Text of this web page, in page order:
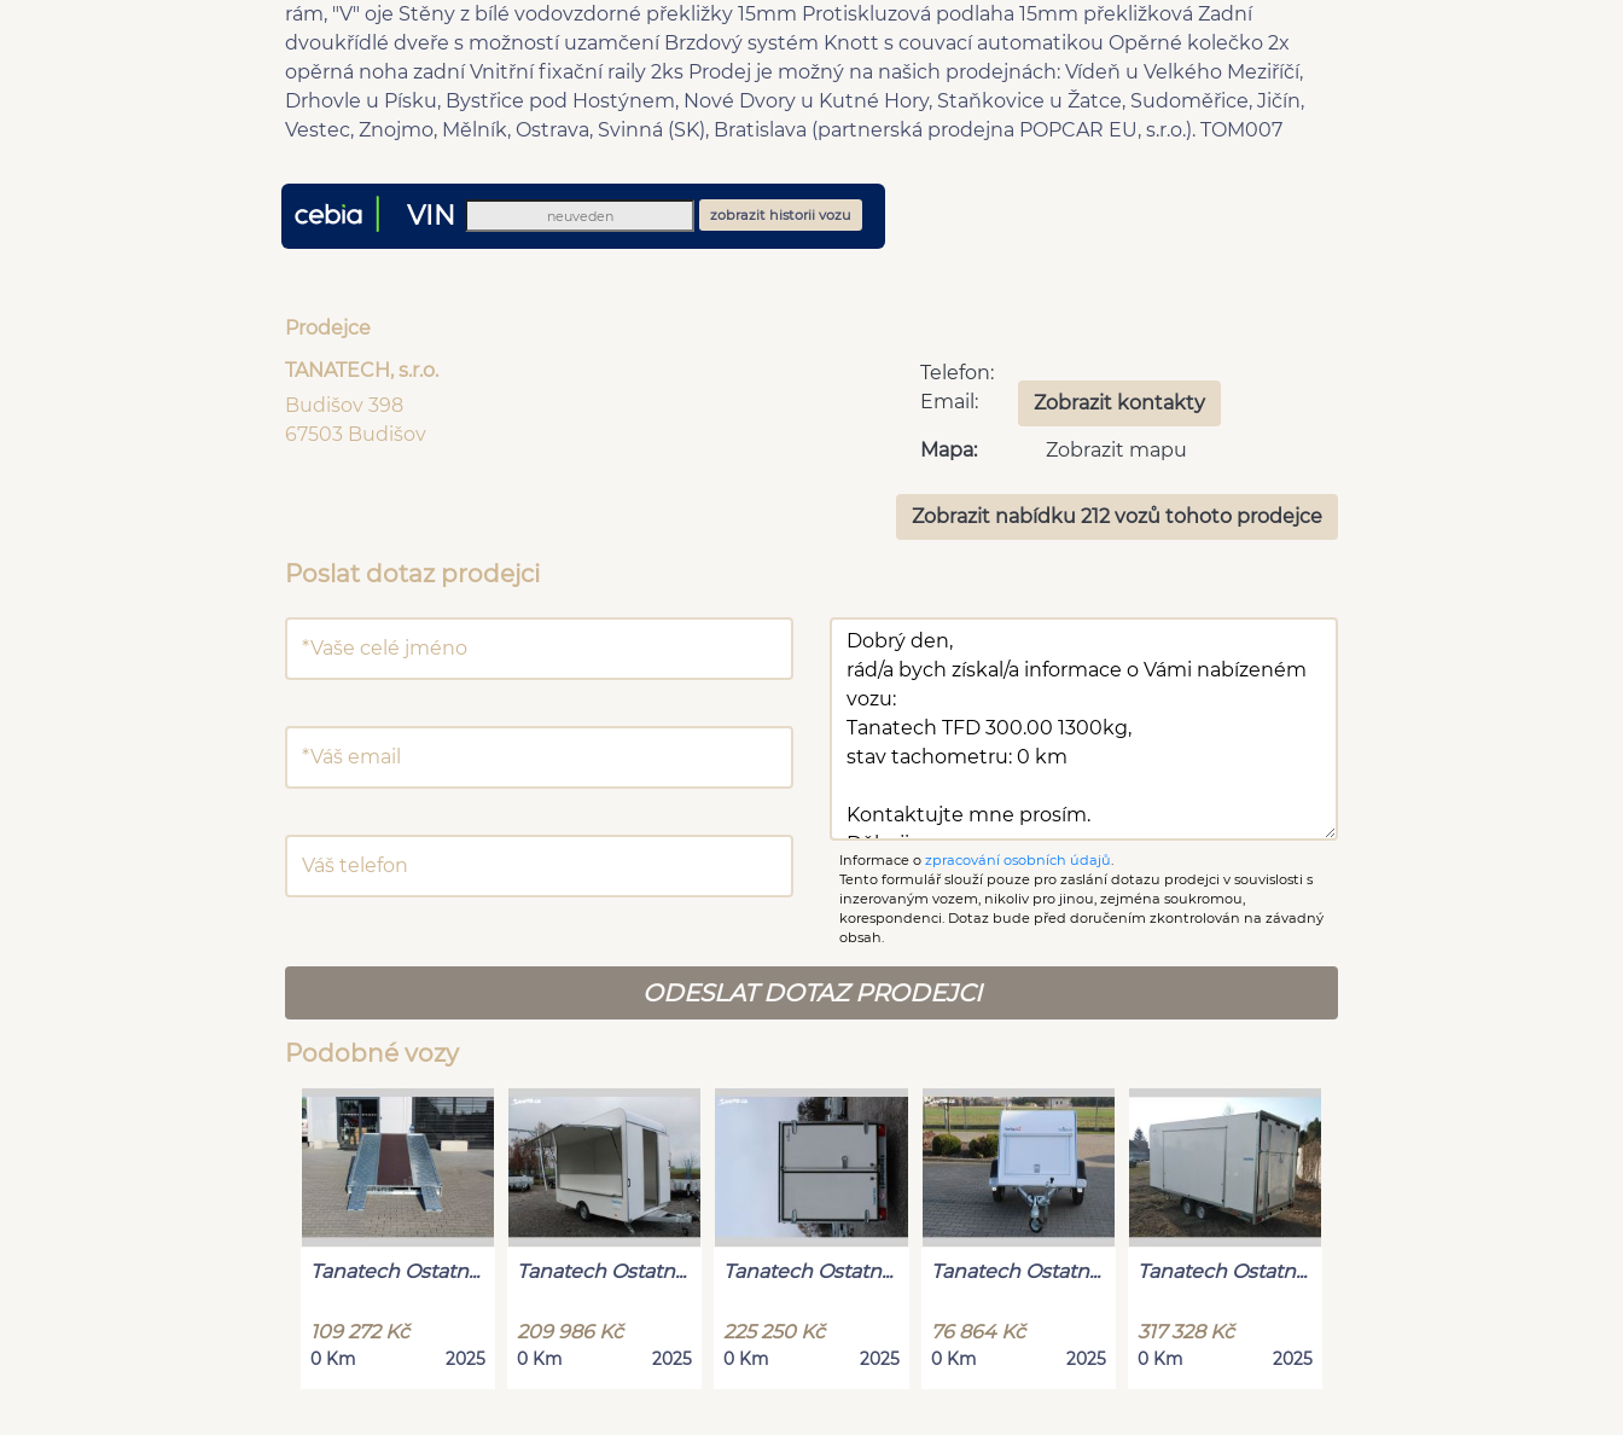
rám, "V" oje Stěny z bílé vodovzdorné překližky 15mm Protiskluzová podlaha 15mm překližková Zadní
dvoukřídlé dveře s možností uzamčení Brzdový systém Knott s couvací automatikou Opěrné kolečko 2x
opěrná noha zadní Vnitřní fixační raily 2ks Prodej je možný na našich prodejnách: Vídeň u Velkého Meziříčí,
Drhovle u Písku, Bystřice pod Hostýnem, Nové Dvory u Kutné Hory, Staňkovice u Žatce, Sudoměřice, Jičín,
Vestec, Znojmo, Mělník, Ostrava, Svinná (SK), Bratislava (partnerská prodejna POPCAR EU, s.r.o.). TOM007
VIN zobrazit historii vozu
Prodejce
TANATECH, s.r.o.
Budišov 398
67503 Budišov
Telefon:
Email:
Zobrazit kontakty
Mapa: Zobrazit mapu
Zobrazit nabídku 212 vozů tohoto prodejce
Poslat dotaz prodejci
Informace o zpracování osobních údajů
Tento formulář slouží pouze pro zaslání dotazu prodejci v souvislosti s
inzerovaným vozem, nikoliv pro jinou, zejména soukromou,
korespondenci. Dotaz bude před doručením zkontrolován na závadný
obsah.
ODESLAT DOTAZ PRODEJCI
Podobné vozy
Tanatech Ostatn...
109 272 Kč
0 Km 2025
Tanatech Ostatn...
209 986 Kč
0 Km 2025
Tanatech Ostatn...
225 250 Kč
0 Km 2025
Tanatech Ostatn...
76 864 Kč
0 Km 2025
Tanatech Ostatn...
317 328 Kč
0 Km 2025